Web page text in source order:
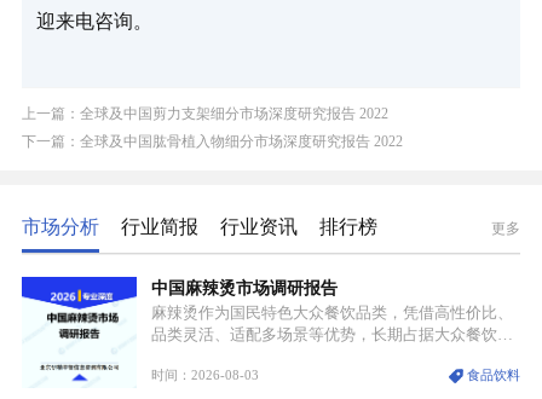
迎来电咨询。
上一篇：全球及中国剪力支架细分市场深度研究报告 2022
下一篇：全球及中国肱骨植入物细分市场深度研究报告 2022
市场分析 行业简报 行业资讯 排行榜 更多
中国麻辣烫市场调研报告
麻辣烫作为国民特色大众餐饮品类，凭借高性价比、
品类灵活、适配多场景等优势，长期占据大众餐饮重
型，叠加消费需求升级、线上流量变革、新零售业态
时间：2026-08-03 食品饮料